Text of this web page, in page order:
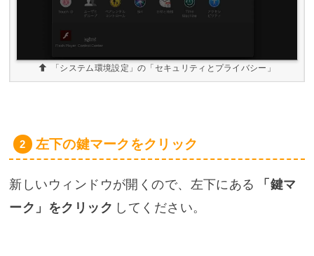
「システム環境設定」の「セキュリティとプライバシー」
左下の鍵マークをクリック
新しいウィンドウが開くので、左下にある
「鍵マ
ーク」をクリック してください。